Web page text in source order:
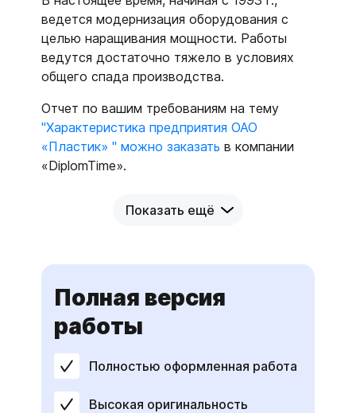
ведется модернизация оборудования с
целью наращивания мощности. Работы
ведутся достаточно тяжело в условиях
общего спада производства.
Отчет по вашим требованиям на тему
"Характеристика предприятия ОАО
«Пластик» " можно заказать в компании
«DiplomTime».
Показать ещё
Полная версия
работы
Полностью оформленная работа
Высокая оригинальность